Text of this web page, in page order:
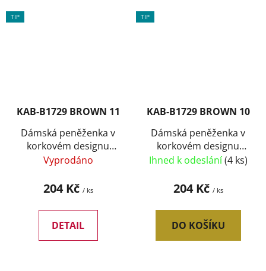
TIP
KAB-B1729 BROWN 11
Dámská peněženka v
korkovém designu
B1729 typ11
Vyprodáno
204 Kč / ks
DETAIL
TIP
KAB-B1729 BROWN 10
Dámská peněženka v
korkovém designu
B1729 typ10
Ihned k odeslání(4 ks)
204 Kč / ks
DO KOŠÍKU